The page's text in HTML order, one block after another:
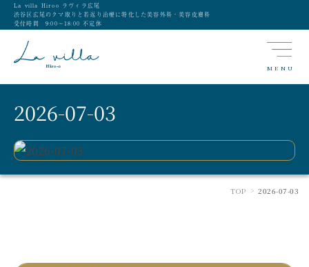
La villa Hiroo ラヴィラ広尾
渋谷区広尾のクマ取りと若返り治療に特化した美容外科・美容皮膚科
受付時間 9:00〜18:00 不定休
MENU
2026-07-03
TOP > 2026-07-03